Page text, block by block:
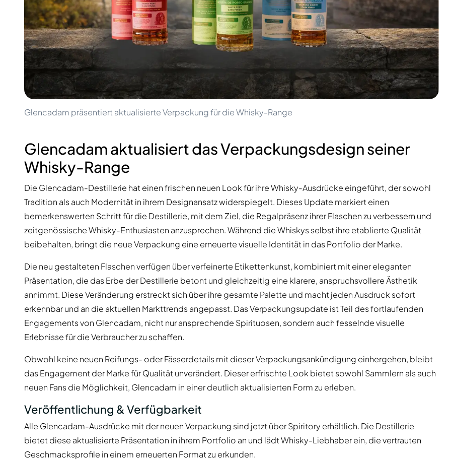
200-500€
Kommende Veröffentlichungen
Kollektionen
Kundenfavoriten
Rar & Sammlerstück
Limitierte Auflagen
Geschlossene Brennerei
Süßer Whisky
Diplomatico
Don Julio
Gin Mare
Mangabeiras
Martell
Monkey 47
Remy Martin
Ron Zacapa
Glencadam präsentiert aktualisierte Verpackung für die Whisky-Range
Glencadam aktualisiert das Verpackungsdesign seiner
Whisky-Range
Die Glencadam-Destillerie hat einen frischen neuen Look für ihre Whisky-Ausdrücke eingeführt, der sowohl
Tradition als auch Modernität in ihrem Designansatz widerspiegelt. Dieses Update markiert einen
bemerkenswerten Schritt für die Destillerie, mit dem Ziel, die Regalpräsenz ihrer Flaschen zu verbessern und
zeitgenössische Whisky-Enthusiasten anzusprechen. Während die Whiskys selbst ihre etablierte Qualität
beibehalten, bringt die neue Verpackung eine erneuerte visuelle Identität in das Portfolio der Marke.
Die neu gestalteten Flaschen verfügen über verfeinerte Etikettenkunst, kombiniert mit einer eleganten
Präsentation, die das Erbe der Destillerie betont und gleichzeitig eine klarere, anspruchsvollere Ästhetik
annimmt. Diese Veränderung erstreckt sich über ihre gesamte Palette und macht jeden Ausdruck sofort
erkennbar und an die aktuellen Markttrends angepasst. Das Verpackungsupdate ist Teil des fortlaufenden
Engagements von Glencadam, nicht nur ansprechende Spirituosen, sondern auch fesselnde visuelle
Erlebnisse für die Verbraucher zu schaffen.
Obwohl keine neuen Reifungs- oder Fässerdetails mit dieser Verpackungsankündigung einhergehen, bleibt
das Engagement der Marke für Qualität unverändert. Dieser erfrischte Look bietet sowohl Sammlern als auch
neuen Fans die Möglichkeit, Glencadam in einer deutlich aktualisierten Form zu erleben.
Veröffentlichung & Verfügbarkeit
Alle Glencadam-Ausdrücke mit der neuen Verpackung sind jetzt über Spiritory erhältlich. Die Destillerie
bietet diese aktualisierte Präsentation in ihrem Portfolio an und lädt Whisky-Liebhaber ein, die vertrauten
Geschmacksprofile in einem erneuerten Format zu erkunden.